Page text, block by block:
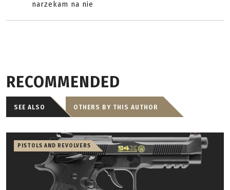
narzekam na nie
RECOMMENDED
SEE ALSO OTHERS BY THIS AUTHOR
PISTOLS AND REVOLVERS